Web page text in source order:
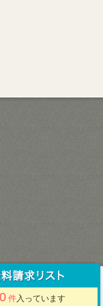
0 件入っています